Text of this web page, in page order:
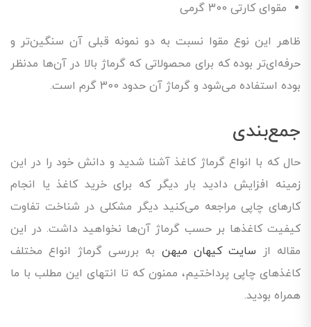
مقوای کارتی 300 گرمی
ظاهر این نوع مقوا نسبت به دو نمونه قبلی آن سنگین‌تر و
حرفه‌ای‌تر بوده که برای محصولاتی که گرماژ بالا در آن‌ها مدنظر
بوده استفاده می‌شود و گرماژ آن حدود 300 گرم است.
جمع‌بندی
حال که با انواع گرماژ کاغذ آشنا شدید و دانش خود را در این
زمینه افزایش دادید بار دیگر که برای خرید کاغذ یا انجام
کارهای چاپی مراجعه می‌کنید دیگر مشکلی در شناخت تفاوت
کیفیت کاغذها بر حسب گرماژ آن‌ها نخواهید داشت. در این
مقاله از سایت کیهان میهن به بررسی گرماژ انواع مختلف
کاغذهای چاپی پرداختیم، ممنون که تا انتهای این مطلب با ما
همراه بودید.